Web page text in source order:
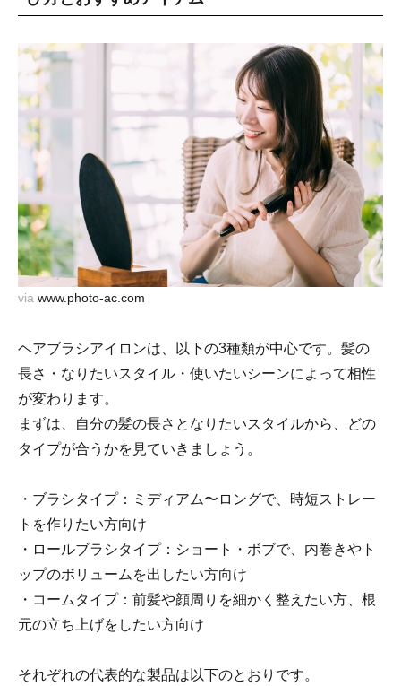
via www.photo-ac.com
ヘアブラシアイロンは、以下の3種類が中心です。髪の
長さ・なりたいスタイル・使いたいシーンによって相性
が変わります。
まずは、自分の髪の長さとなりたいスタイルから、どの
タイプが合うかを見ていきましょう。
・ブラシタイプ：ミディアム〜ロングで、時短ストレー
トを作りたい方向け
・ロールブラシタイプ：ショート・ボブで、内巻きやト
ップのボリュームを出したい方向け
・コームタイプ：前髪や顔周りを細かく整えたい方、根
元の立ち上げをしたい方向け
それぞれの代表的な製品は以下のとおりです。